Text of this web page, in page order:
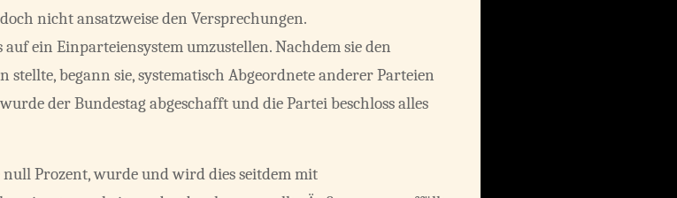
nicht ansatzweise den Versprechungen.
ein Einparteiensystem umzustellen. Nachdem sie den
begann sie, systematisch Abgeordnete anderer Parteien
der Bundestag abgeschafft und die Partei beschloss alles
Prozent, wurde und wird dies seitdem mit